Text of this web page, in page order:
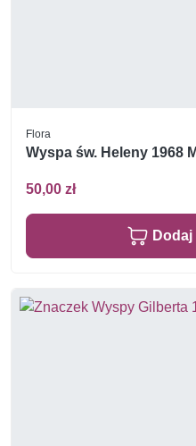
Flora
Wyspa św. Heleny 1968
50,00 zł